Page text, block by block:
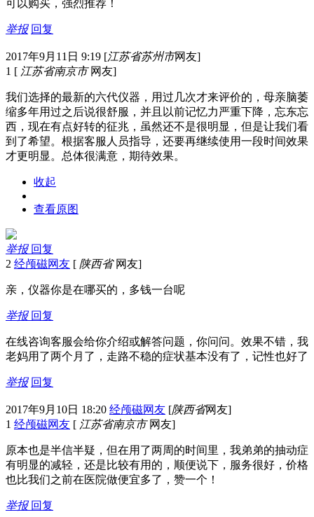
可以购买，强烈推荐！
举报 回复
2017年9月11日 9:19 [江苏省苏州市网友]
1 [ 江苏省南京市 网友]
我们选择的最新的六代仪器，用过几次才来评价的，母亲脑萎
缩多年用过之后说很舒服，并且以前记忆力严重下降，忘东忘
西，现在有点好转的征兆，虽然还不是很明显，但是让我们看
到了希望。根据客服人员指导，还要再继续使用一段时间效果
才更明显。总体很满意，期待效果。
收起
查看原图
举报 回复
2 经颅磁网友 [ 陕西省网友]
亲，仪器你是在哪买的，多钱一台呢
举报 回复
在线咨询客服会给你介绍或解答问题，你问问。效果不错，我
老妈用了两个月了，走路不稳的症状基本没有了，记性也好了
举报 回复
2017年9月10日 18:20 经颅磁网友 [陕西省网友]
1 经颅磁网友 [ 江苏省南京市网友]
原本也是半信半疑，但在用了两周的时间里，我弟弟的抽动症
有明显的减轻，还是比较有用的，顺便说下，服务很好，价格
也比我们之前在医院做便宜多了，赞一个！
举报 回复